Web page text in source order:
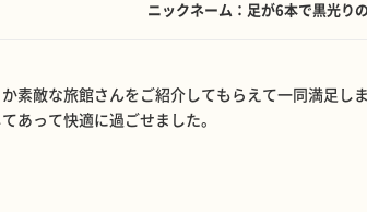
ニックネーム：足が6本で黒光り
敵な旅館さんをご紹介してもらえて一同満足しま
あって快適に過ごせました。